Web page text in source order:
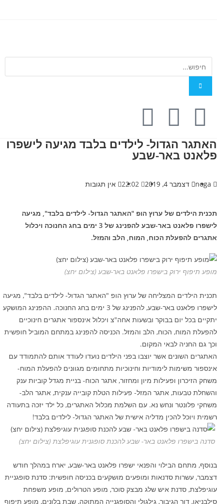
האתגר הגדול- לילדים בלבד מגיעה לישפרו
פלאנט באר-שבע
noga דצמבר 4, 2019 22:02 אין תגובות
תכנית הילדים של ערוץ הופ "האתגר הגדול- לילדים בלבד", מגיעה
לישפרו פלאנט באר-שבע להפנינג של 3 ימים בחג החנוכה ויכלול
אתגרים להפעלת הכוח, המוח, הלב והמזל.
מופע תיפוף ירוק בישפרו פלאנט באר-שבע (צילום יחצ)
תכנית הילדים המצליחה של ערוץ הופ "האתגר הגדול- לילדים בלבד", מגיעה
לישפרו פלאנט באר-שבע, להפנינג של 3 ימים בחג החנוכה. ההפנינג המושקע
יתקיים בכל יום בבוקר ובשעות אחה"צ ויכלול אינספור אתגרים חינוכיים
להפעלת המוח, הכוח, הלב והמזל. הכניסה להפנינג במתחם המוביל חופשית
וכך גם החניה לבאי המקום.
האתגרים השונים אשר יוצבו בפני הילדים נועדו לעודד אותם להתמודד עם
אינספור משימות לימודיות וחינוכיות מתחומים מגוונים להפעלת המוח-
משחק הזיכרון ופעילות מיון ומחזור, אתגר הכוח- בניית מגדל קוביות ענק
והשחלת טבעות, אתגר המזל- פעילות הטלת קובייה ענקית, אתגר הלב-
משחקי פלונטר ונחש נא. עם השלמת מכלול האתגרים, כל ילד יזכה בתעודה
רשמית ויוכל להכין מדליה אישית של האתגר הגדול- לילדים בלבד!
סדנה בישפרו פלאנט באר- שבע להכנת סופגנית עוגיפלצת (צילום יחצ)
בנוסף, מתחם הבילוי והפנאי ישפרו פלאנט באר-שבע, יארח במהלך חודש
דצמבר, עשרות סדנאות ומופעים מושקעים בכניסה חופשית: סדנת סופגניית
עוגיפלצת, סדנת איש שלג מבצק סוכר, מופע הטרולים, מופע משפחת
סילבניאן, דור הגיבור, גילגולי והסופגנייה המתוקה, שבת בלונים, מופע תיפוף